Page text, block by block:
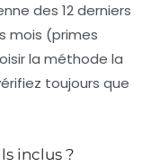
des 12 derniers
mois (primes
la méthode la
toujours que
inclus ?